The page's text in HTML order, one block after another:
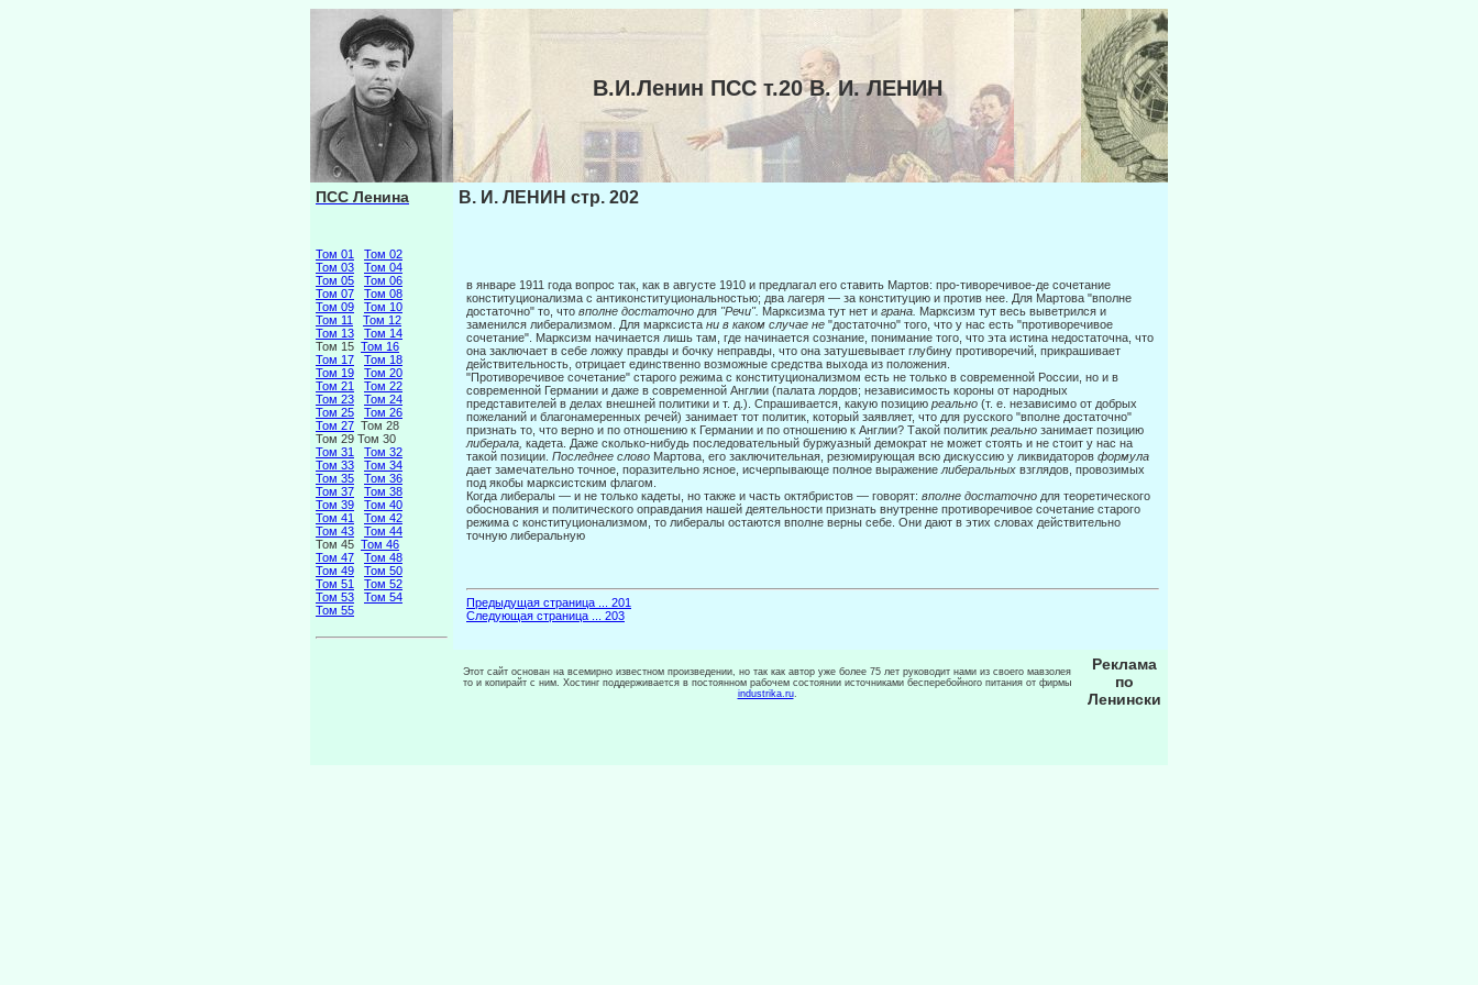
В.И.Ленин ПСС т.20 В. И. ЛЕНИН
ПСС Ленина
Том 01
Том 02
Том 03
Том 04
Том 05
Том 06
Том 07
Том 08
Том 09
Том 10
Том 11
Том 12
Том 13
Том 14
Том 15 Том 16
Том 17
Том 18
Том 19
Том 20
Том 21
Том 22
Том 23
Том 24
Том 25
Том 26
Том 27 Том 28
Том 29 Том 30
Том 31
Том 32
Том 33
Том 34
Том 35
Том 36
Том 37
Том 38
Том 39
Том 40
Том 41
Том 42
Том 43
Том 44
Том 45 Том 46
Том 47
Том 48
Том 49
Том 50
Том 51
Том 52
Том 53
Том 54
Том 55
В. И. ЛЕНИН стр. 202
в январе 1911 года вопрос так, как в августе 1910 и предлагал его ставить Мартов: про-тиворечивое-де сочетание
конституционализма с антиконституциональностью; два ла­геря — за конституцию и против нее. Для Мартова "вполне
достаточно" то, что вполне достаточно для "Речи". Марксизма тут нет и грана. Марксизм тут весь выветрился и
заменился либерализмом. Для марксиста ни в каком случае не "достаточно" того, что у нас есть "противоречивое
сочетание". Марксизм начинается лишь там, где начинается сознание, понимание того, что эта истина недостаточна, что
она заключает в себе лож­ку правды и бочку неправды, что она затушевывает глубину противоречий, прикраши­вает
действительность, отрицает единственно возможные средства выхода из положе­ния.
"Противоречивое сочетание" старого режима с конституционализмом есть не только в современной России, но и в
современной Германии и даже в современной Англии (палата лордов; независимость короны от народных
представителей в делах внешней политики и т. д.). Спрашивается, какую позицию реально (т. е. независимо от добрых
пожеланий и благонамеренных речей) занимает тот политик, который заявляет, что для русского "вполне достаточно"
признать то, что верно и по отношению к Германии и по отношению к Англии? Такой политик реально занимает позицию
либерала, кадета. Да­же сколько-нибудь последовательный буржуазный демократ не может стоять и не сто­ит у нас на
такой позиции. Последнее слово Мартова, его заключительная, резюмирую­щая всю дискуссию у ликвидаторов формула
дает замечательно точное, поразительно ясное, исчерпывающе полное выражение либеральных взглядов, провозимых
под якобы марксистским флагом.
Когда либералы — и не только кадеты, но также и часть октябристов — говорят: вполне достаточно для теоретического
обоснования и политического оправдания на­шей деятельности признать внутренне противоречивое сочетание старого
режима с конституционализмом, то либералы остаются вполне верны себе. Они дают в этих сло­вах действительно
точную либеральную
Предыдущая страница ... 201
Следующая страница ... 203
Этот сайт основан на всемирно известном произведении, но так как автор уже более 75 лет руководит нами из своего мавзолея
то и копирайт с ним. Хостинг поддерживается в постоянном рабочем состоянии источниками бесперебойного питания от фирмы
industrika.ru.
Реклама
по
Ленински